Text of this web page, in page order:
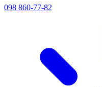
098 860-77-82